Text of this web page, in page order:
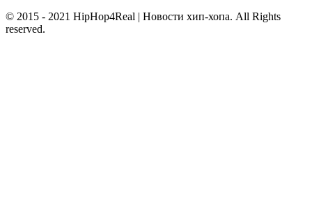
© 2015 - 2021 HipHop4Real | Новости хип-хопа. All Rights
reserved.